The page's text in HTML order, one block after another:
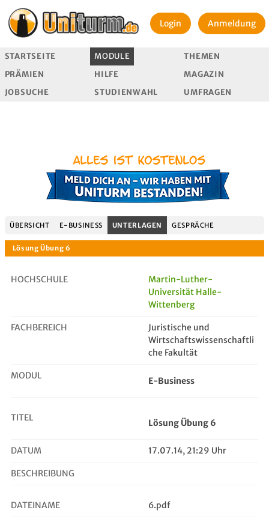
Login Anmeldung
STARTSEITE MODULE
THEMEN
PRÄMIEN
HILFE
MAGAZIN
JOBSUCHE
STUDIENWAHL UMFRAGEN
ÜBERSICHT E-BUSINESS UNTERLAGEN GESPRÄCHE
HOCHSCHULE
Martin-Luther-
Universität Halle-
Wittenberg
FACHBEREICH
Juristische und
Wirtschaftswissenschaftli
che Fakultät
MODUL E-Business
TITEL Lösung Übung 6
DATUM 17.07.14, 21:29 Uhr
BESCHREIBUNG
DATEINAME 6.pdf